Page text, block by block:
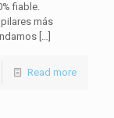
fiable.
más
[…]
Read more